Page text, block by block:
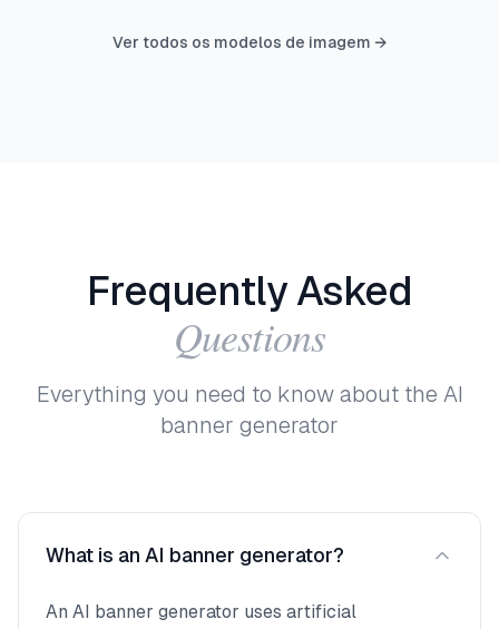
Ver todos os modelos de imagem →
Frequently Asked
Questions
Everything you need to know about the AI
banner generator
What is an AI banner generator?
An AI banner generator uses artificial